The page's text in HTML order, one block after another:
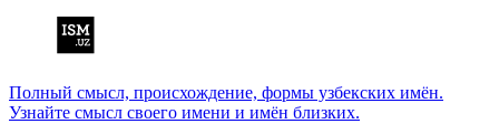
Полный смысл, происхождение, формы узбекских имён.
Узнайте смысл своего имени и имён близких.